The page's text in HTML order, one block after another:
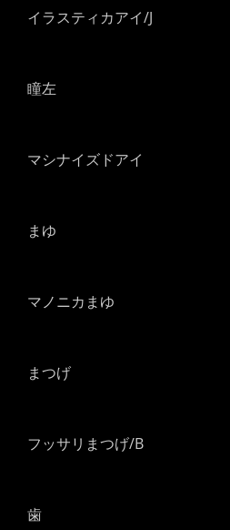
イラスティカアイ/J
瞳左
マシナイズドアイ
まゆ
マノニカまゆ
まつげ
フッサリまつげ/B
歯